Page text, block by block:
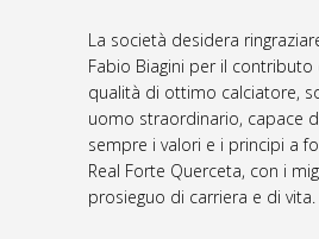
La società desidera
Fabio Biagini per il
qualità di ottimo calciatore,
uomo straordinario, capace
sempre i valori e i principi a
Real Forte Querceta, con i
prosieguo di carriera e di vita.